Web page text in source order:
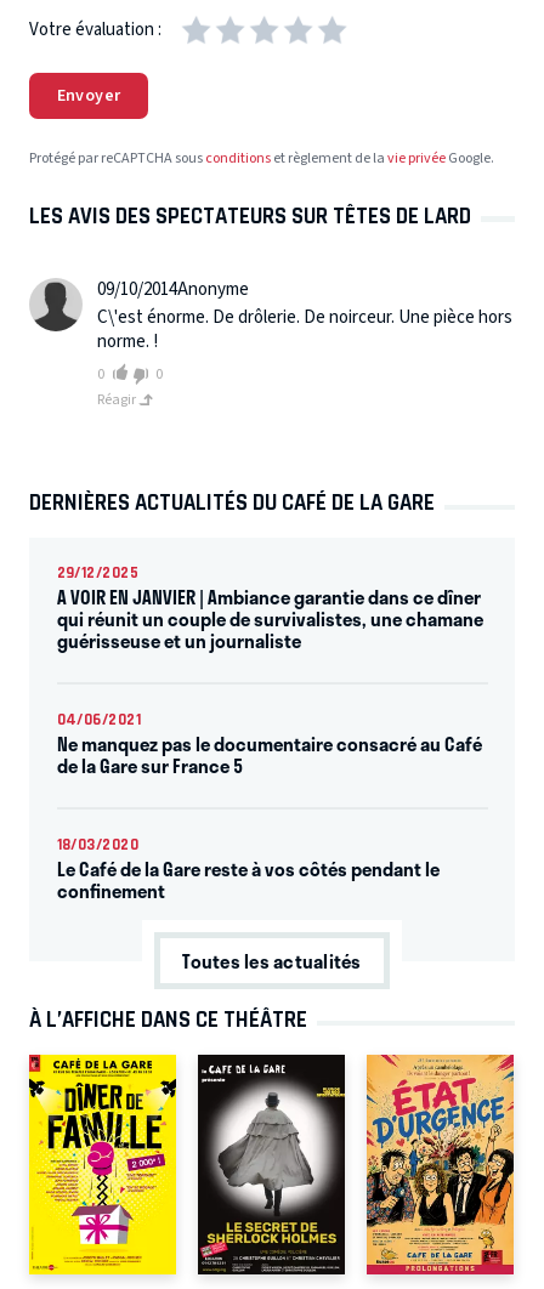
Votre évaluation :
Envoyer
Protégé par reCAPTCHA sousconditionset règlement de lavie privéeGoogle.
LES AVIS DES SPECTATEURS SUR TÊTES DE LARD
09/10/2014Anonyme
C\'est énorme. De drôlerie. De noirceur. Une pièce hors
norme. !
0
0
Réagir
DERNIÈRES ACTUALITÉS DU CAFÉ DE LA GARE
29/12/2025
A VOIR EN JANVIER | Ambiance garantie dans ce dîner
qui réunit un couple de survivalistes, une chamane
guérisseuse et un journaliste
04/06/2021
Ne manquez pas le documentaire consacré au Café
de la Gare sur France 5
18/03/2020
Le Café de la Gare reste à vos côtés pendant le
confinement
Toutes les actualités
À L’AFFICHE DANS CE THÉÂTRE